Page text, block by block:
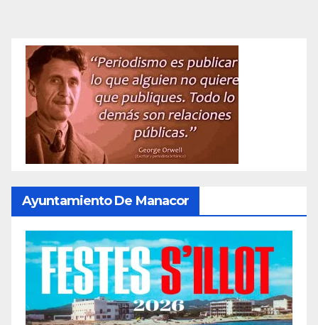
Ayuntamiento De Manacor